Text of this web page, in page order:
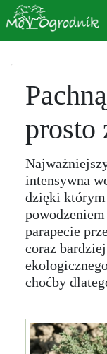
prosto
intensywna
dzięki
parapecie
coraz
choćby